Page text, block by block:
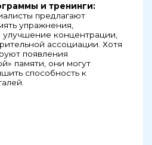
и тренинги:
предлагают
упражнения,
концентрации,
ассоциации. Хотя
появления
памяти, они могут
способность к